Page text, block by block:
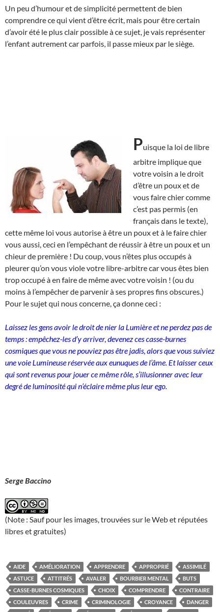
Un peu d’humour et de simplicité permettent de bien
comprendre ce qui vient d’être écrit, mais pour être certain
d’avoir été le plus clair possible à ce sujet, je vais représenter
l’enfant autrement car parfois, il passe mieux par le siège.
Puisque la loi de libre
arbitre implique que
votre voisin a le droit
d’être un poux et de
vous faire chier comme
c’est pas permis (en
français dans le texte),
cette même loi vous autorise à être un poux et à le faire chier
vous aussi, ceci en l’empêchant de réussir à être un poux et un
chieur de première ! Du coup, vous n’êtes plus occupés à
pleurer qu’on vous viole votre libre-arbitre car vous êtes bien
trop occupé à en faire de même avec votre voisin ! (ou du
moins à l’empêcher de parvenir à ses propres fins obscures.)
Pour le sujet qui nous concerne, ça donne ceci :
Laissez les gens avoir le droit de nier la Lumière et ne perdez pas de
temps : empêchez-les d’y arriver, devenez ces casse-burnes
cosmiques que vous ne pouviez pas être jadis, alors que vous suiviez
une voie Lumineuse réservée aux eunuques de l’âme. Et laisser ceux
qui sont revenus pour jouer ce même rôle, s’illusionner avec leur
degré de luminosité qui n’éclaire même plus leur ego.
Serge Baccino
(Note : Sauf pour les images, trouvées sur le Web et réputées
libres et gratuites)
AIDE AMÉLIORATION APPRENDRE APPROPRIÉ
ASSIMILÉ
ASTUCE
ATTITRÉS AVALER BOURBIER MENTAL
BUTS
CASSE-BURNES COSMIQUES
CHOIX COMPRENDRE
CONTRAIRE
COULEUVRES
CRIME CRIMINOLOGIE CROYANCE
DANGER